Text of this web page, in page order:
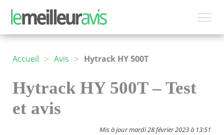
Accueil > Avis > Hytrack HY 500T
Hytrack HY 500T – Test
et avis
Mis à jour mardi 28 février 2023 à 13:51